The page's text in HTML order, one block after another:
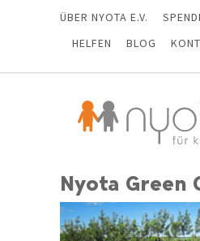
ÜBER NYOTA E.V.
HELFEN
BLOG
Nyota Green